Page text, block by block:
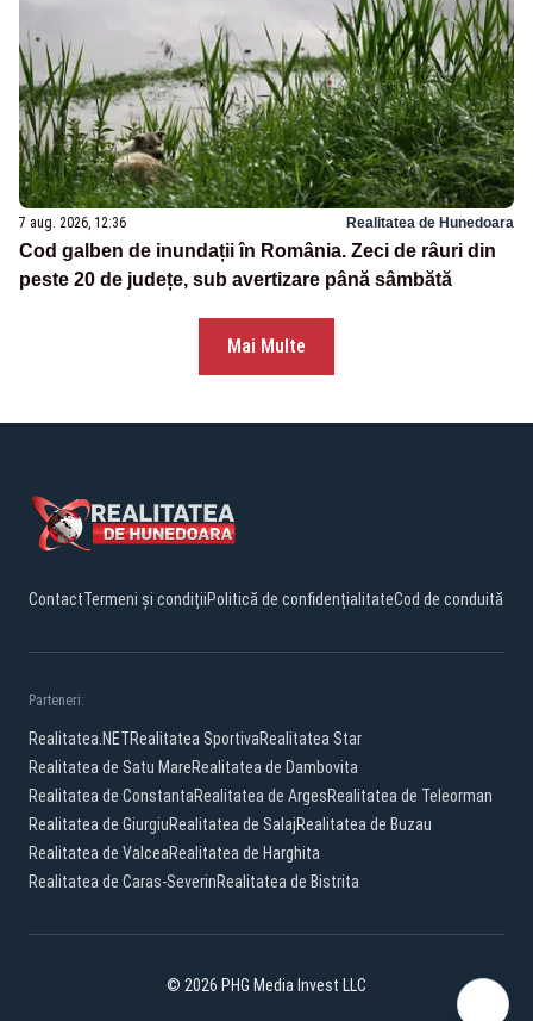
7 aug. 2026, 12:36 Realitatea de Hunedoara
Cod galben de inundații în România. Zeci de râuri din
peste 20 de județe, sub avertizare până sâmbătă
Mai Multe
ContactTermeni și condițiiPolitică de confidențialitateCod de conduită
Parteneri:
Realitatea.NETRealitatea SportivaRealitatea Star
Realitatea de Satu MareRealitatea de Dambovita
Realitatea de ConstantaRealitatea de ArgesRealitatea de Teleorman
Realitatea de GiurgiuRealitatea de SalajRealitatea de Buzau
Realitatea de ValceaRealitatea de Harghita
Realitatea de Caras-SeverinRealitatea de Bistrita
© 2026 PHG Media Invest LLC